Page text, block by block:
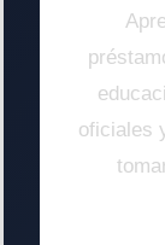
oficiales